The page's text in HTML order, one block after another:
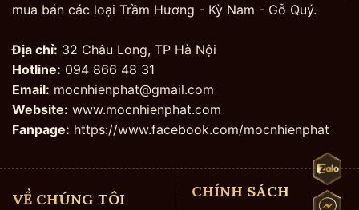
mua bán các loại Trầm Hương - Kỳ Nam - Gỗ Quý.
Địa chỉ: 32 Châu Long, TP Hà Nội
Hotline: 094 866 48 31
Email: mocnhienphat@gmail.com
Website: www.mocnhienphat.com
Fanpage: https://www.facebook.com/mocnhienphat
VỀ CHÚNG TÔI CHÍNH SÁCH